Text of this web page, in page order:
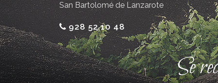
San Bartolomé de Lanzarote
928 52 10 48
Se